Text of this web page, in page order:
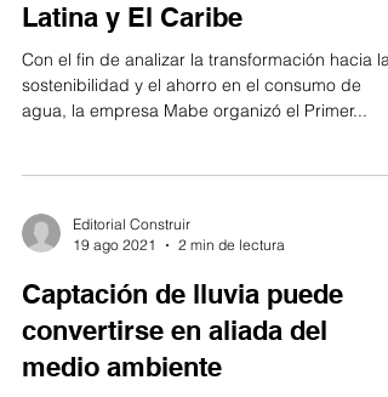
Latina y El Caribe
Con el fin de analizar la transformación hacia la
sostenibilidad y el ahorro en el consumo de
agua, la empresa Mabe organizó el Primer...
Editorial Construir
19 ago 2021
2 min de lectura
Captación de lluvia puede
convertirse en aliada del
medio ambiente